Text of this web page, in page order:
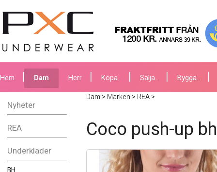
Hem Dam Herr Köpa.. Sälja.. Bygga..
Nyheter
REA
Underkläder
Dam > Märken > REA>
Coco push-up